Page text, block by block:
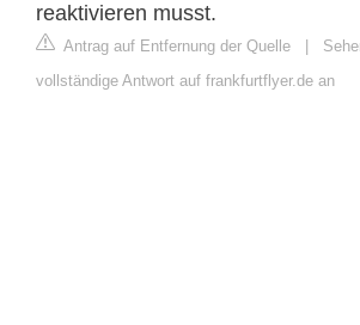
reaktivieren musst.
Antrag auf Entfernung der Quelle
vollständige Antwort auf frankfurtflyer.de an